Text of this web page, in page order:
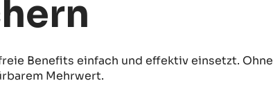
Benefits einfach und effektiv einsetzt. Ohne
Mehrwert.